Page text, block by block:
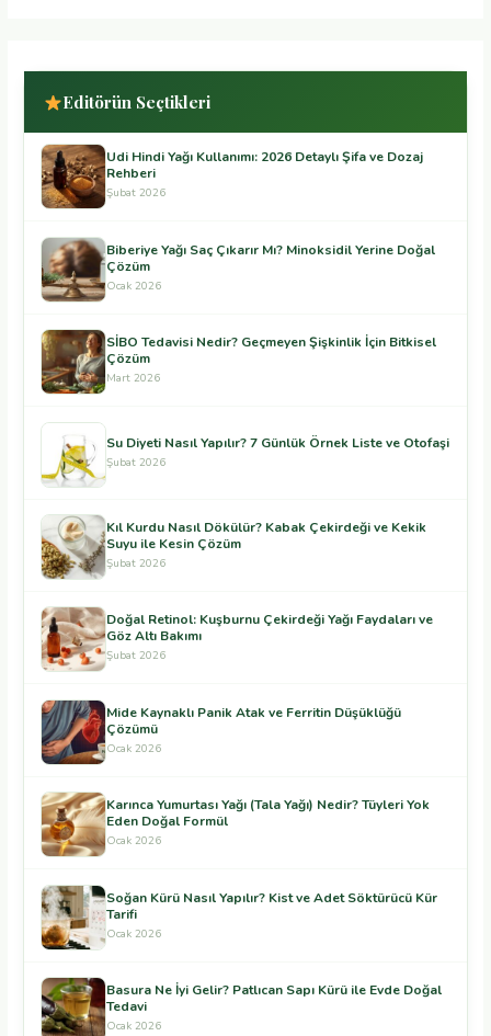
Editörün Seçtikleri
Udi Hindi Yağı Kullanımı: 2026 Detaylı Şifa ve Dozaj
Rehberi
Şubat 2026
Biberiye Yağı Saç Çıkarır Mı? Minoksidil Yerine Doğal
Çözüm
Ocak 2026
SİBO Tedavisi Nedir? Geçmeyen Şişkinlik İçin Bitkisel
Çözüm
Mart 2026
Su Diyeti Nasıl Yapılır? 7 Günlük Örnek Liste ve Otofaşi
Şubat 2026
Kıl Kurdu Nasıl Dökülür? Kabak Çekirdeği ve Kekik
Suyu ile Kesin Çözüm
Şubat 2026
Doğal Retinol: Kuşburnu Çekirdeği Yağı Faydaları ve
Göz Altı Bakımı
Şubat 2026
Mide Kaynaklı Panik Atak ve Ferritin Düşüklüğü
Çözümü
Ocak 2026
Karınca Yumurtası Yağı (Tala Yağı) Nedir? Tüyleri Yok
Eden Doğal Formül
Ocak 2026
Soğan Kürü Nasıl Yapılır? Kist ve Adet Söktürücü Kür
Tarifi
Ocak 2026
Basura Ne İyi Gelir? Patlıcan Sapı Kürü ile Evde Doğal
Tedavi
Ocak 2026